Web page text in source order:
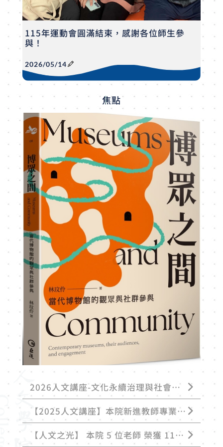
115年運動會圓滿結束，感謝各位師生參
與！
2026/05/14
焦點
2026人文講座-文化永續治理與社會影
響力：高教轉型的新課題
【2025人文講座】本院新進教師專業領
域交流 關注人文主義與永續發展
【人文之光】 本院 5 位老師 榮獲 114
學年度第 1 學期 優良教師！